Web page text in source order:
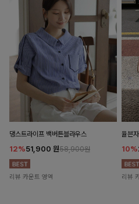
댕스트라이프 백버튼블라우스
12%51,900 원58,900원
리뷰 카운트 영역
율븐
10%
리뷰